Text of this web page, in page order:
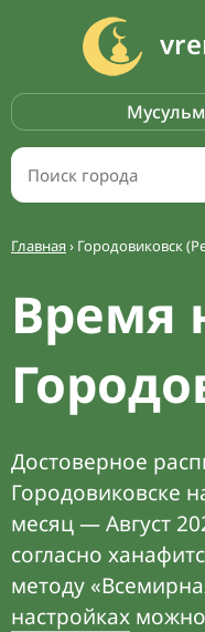
Главная› Городовиковск
Время
Достоверное
Городовиковске
месяц — Август
согласно
методу
настройках